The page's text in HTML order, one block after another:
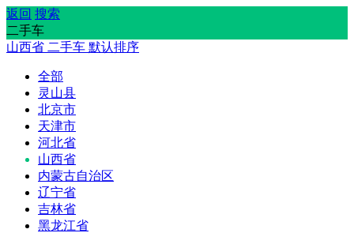
返回 搜索
二手车
山西省 二手车 默认排序
全部
灵山县
北京市
天津市
河北省
山西省
内蒙古自治区
辽宁省
吉林省
黑龙江省